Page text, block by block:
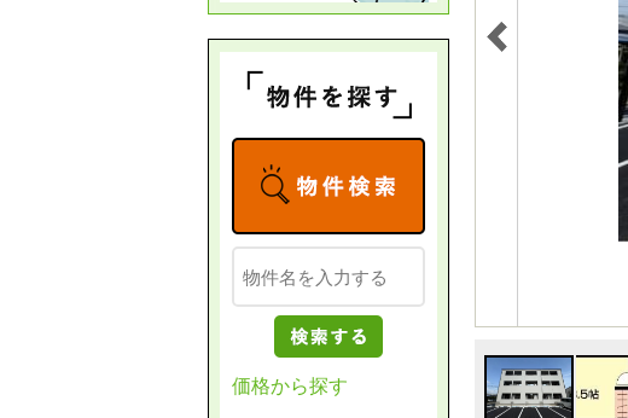
価格から探す